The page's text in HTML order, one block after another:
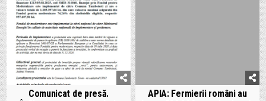
Comunicat de presă.
APIA: Fermierii români au